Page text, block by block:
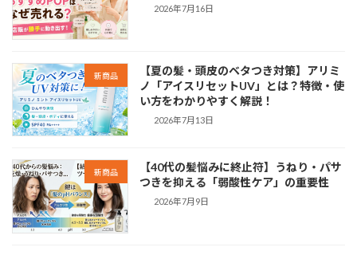
2026年7月16日
新商品
【夏の髪・頭皮のベタつき対策】アリミ
ノ「アイスリセットUV」とは？特徴・使
い方をわかりやすく解説！
2026年7月13日
新商品
【40代の髪悩みに終止符】うねり・パサ
つきを抑える「弱酸性ケア」の重要性
2026年7月9日